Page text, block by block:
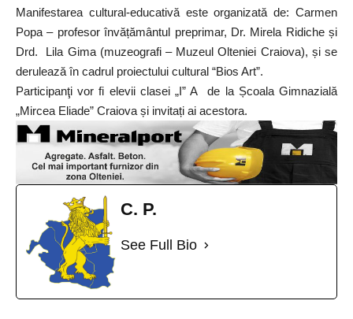
Manifestarea cultural-educativă este organizată de: Carmen
Popa – profesor învățământul preprimar, Dr. Mirela Ridiche și
Drd. Lila Gima (muzeografi – Muzeul Olteniei Craiova), și se
derulează în cadrul proiectului cultural “Bios Art”.
Participanţi vor fi elevii clasei „I” A de la Școala Gimnazială
„Mircea Eliade” Craiova și invitați ai acestora.
C. P.
See Full Bio